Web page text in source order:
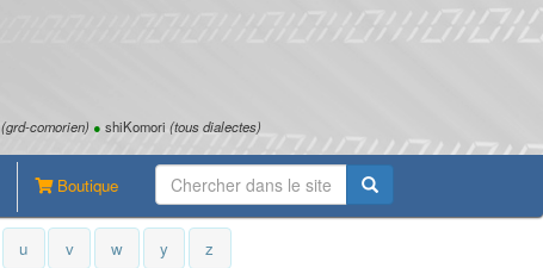
(grd-comorien) ● shiKomori (tous dialectes)
Boutique
u v w y z